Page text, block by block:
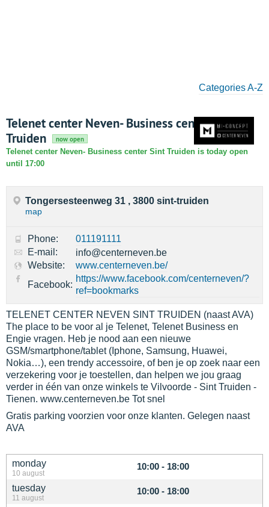
Categories A-Z
Telenet center Neven- Business center Sint
Truiden
now open
Telenet center Neven- Business center Sint Truiden is today open
until 17:00
monday
10 august
10:00 - 18:00
tuesday
11 august
10:00 - 18:00
Tongersesteenweg 31 , 3800 sint-truiden
map
Phone:
011191111
E-mail:
info@centerneven.be
Website:
www.centerneven.be/
Facebook:
https://www.facebook.com/centerneven/?
ref=bookmarks
TELENET CENTER NEVEN SINT TRUIDEN (naast AVA)
The place to be voor al je Telenet, Telenet Business en
Engie vragen. Heb je nood aan een nieuwe
GSM/smartphone/tablet (Iphone, Samsung, Huawei,
Nokia…), een trendy accessoire, of ben je op zoek naar een
verzekering voor je toestellen, dan helpen we jou graag
verder in één van onze winkels te Vilvoorde - Sint Truiden -
Tienen. www.centerneven.be Tot snel
Gratis parking voorzien voor onze klanten. Gelegen naast
AVA